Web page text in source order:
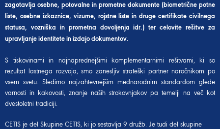
zagotavlja osebne, potovalne in prometne dokumente (biometrične potne
liste, osebne izkaznice, vizume, rojstne liste in druge certifikate civilnega
statusa, vozniška in prometna dovoljenja idr.) ter celovite rešitve za
upravljanje identitete in izdajo dokumentov.
S tiskovinami in najnaprednejšimi komplementarnimi rešitvami, ki so
rezultat lastnega razvoja, smo zanesljiv strateški partner naročnikom po
vsem svetu. Sledimo najzahtevnejšim mednarodnim standardom glede
varnosti in kakovosti, znanje naših strokovnjakov pa temelji na več kot
dvestoletni tradiciji.
CETIS je del Skupine CETIS, ki jo sestavlja 9 družb. Je tudi del skupine